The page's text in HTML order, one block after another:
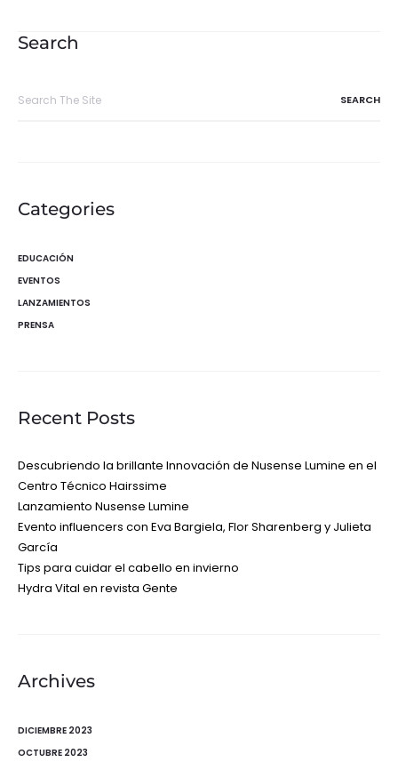
entradas
Search
Categories
EDUCACIÓN
EVENTOS
LANZAMIENTOS
PRENSA
Recent Posts
Descubriendo la brillante Innovación de Nusense Lumine en el
Centro Técnico Hairssime
Lanzamiento Nusense Lumine
Evento influencers con Eva Bargiela, Flor Sharenberg y Julieta
García
Tips para cuidar el cabello en invierno
Hydra Vital en revista Gente
Archives
DICIEMBRE 2023
OCTUBRE 2023